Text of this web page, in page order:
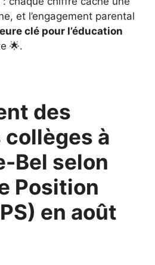
et l’engagement parental
clé pour l’éducation
🌟.
des
à
Bel selon
Position
en août